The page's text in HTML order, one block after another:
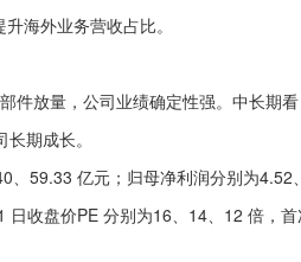
海外业务营收占比。
放量，公司业绩确定性强。中长期
期成长。
59.33 亿元；归母净利润分别为4.52
收盘价PE 分别为16、14、12 倍，首